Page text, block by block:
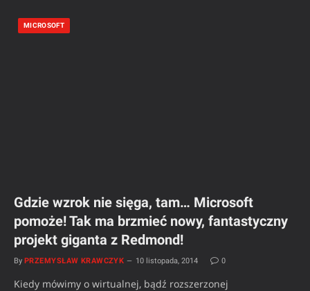
MICROSOFT
Gdzie wzrok nie sięga, tam… Microsoft
pomoże! Tak ma brzmieć nowy, fantastyczny
projekt giganta z Redmond!
By PRZEMYSŁAW KRAWCZYK 10 listopada, 2014 0
Kiedy mówimy o wirtualnej, bądź rozszerzonej